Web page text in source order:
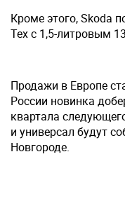
Кроме этого, Skoda
Tex с 1,5-литровым
Продажи в Европе
России новинка
квартала
и универсал будут
Новгороде.